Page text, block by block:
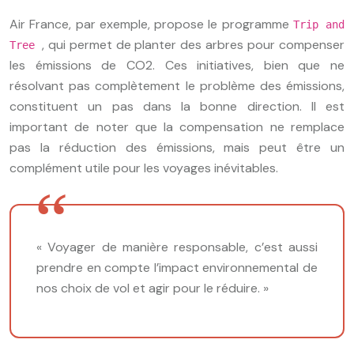
Air France, par exemple, propose le programme Trip and
Tree , qui permet de planter des arbres pour compenser
les émissions de CO2. Ces initiatives, bien que ne
résolvant pas complètement le problème des émissions,
constituent un pas dans la bonne direction. Il est
important de noter que la compensation ne remplace
pas la réduction des émissions, mais peut être un
complément utile pour les voyages inévitables.
« Voyager de manière responsable, c’est aussi
prendre en compte l’impact environnemental de
nos choix de vol et agir pour le réduire. »